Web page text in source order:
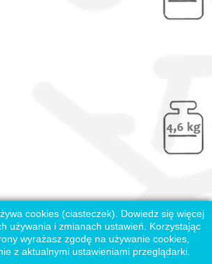
cookies (ciasteczek). Dowiedz się więcej
używania i zmianach ustawień. Korzystając
wyrażasz zgodę na używanie cookies,
z aktualnymi ustawieniami przeglądarki.